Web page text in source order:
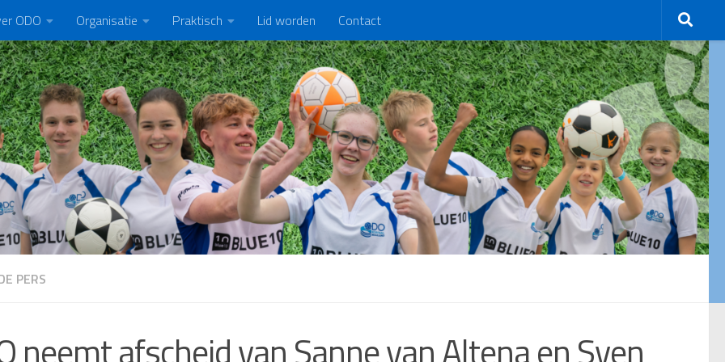
ODO Organisatie Praktisch Lid worden Contact
PERS
neemt afscheid van Sanne van Altena en Sven